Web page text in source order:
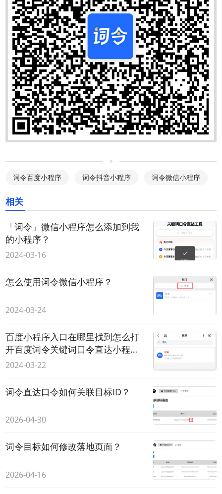
词令百度小程序 词令抖音小程序 词令微信小程序
相关
「词令」微信小程序怎么添加到我
的小程序？
2024-03-16
怎么使用词令微信小程序？
2024-03-24
百度小程序入口在哪里找到怎么打
开百度词令关键词口令直达小程
序？
2024-03-22
词令直达口令如何关联目标ID？
2026-04-30
词令目标如何修改落地页面？
2026-04-16